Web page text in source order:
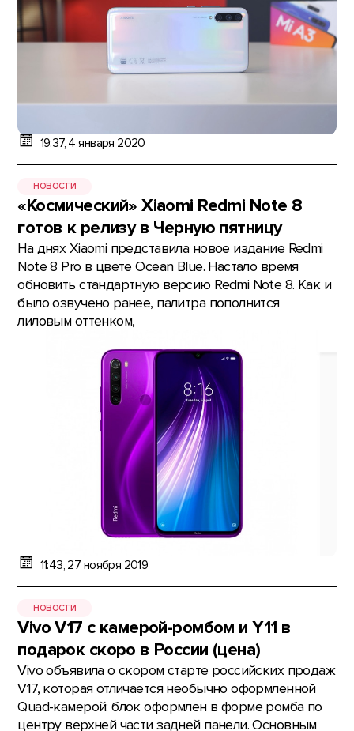
19:37, 4 января 2020
НОВОСТИ
«Космический» Xiaomi Redmi Note 8
готов к релизу в Черную пятницу
На днях Xiaomi представила новое издание Redmi
Note 8 Pro в цвете Ocean Blue. Настало время
обновить стандартную версию Redmi Note 8. Как и
было озвучено ранее, палитра пополнится
лиловым оттенком,
11:43, 27 ноября 2019
НОВОСТИ
Vivo V17 с камерой-ромбом и Y11 в
подарок скоро в России (цена)
Vivo объявила о скором старте российских продаж
V17, которая отличается необычно оформленной
Quad-камерой: блок оформлен в форме ромба по
центру верхней части задней панели. Основным